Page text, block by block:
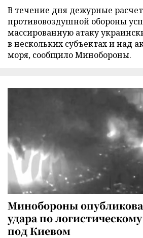
В течение дня дежурные
противовоздушной обороны
массированную атаку
в нескольких субъектах и над
моря, сообщило Минобороны.
Минобороны
удара по
под Киевом